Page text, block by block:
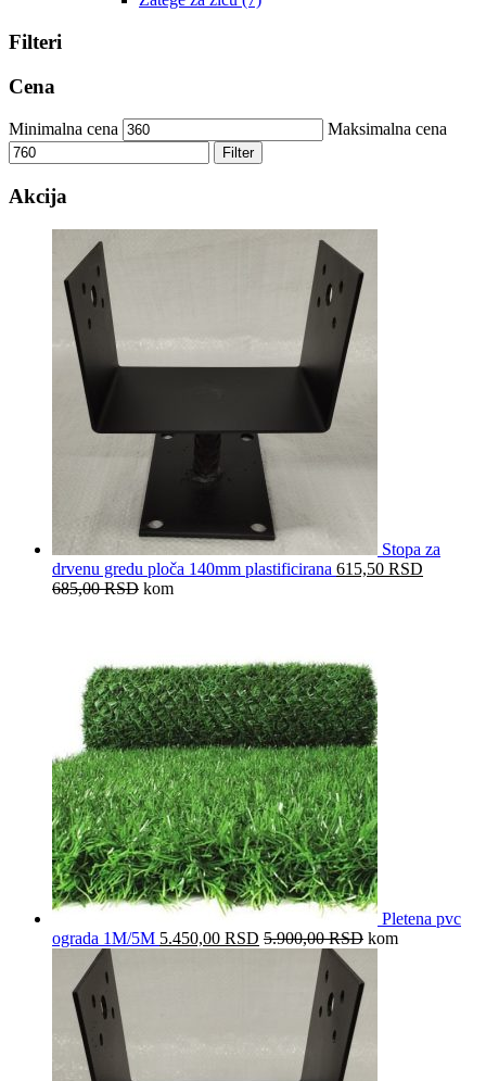
Filteri
Cena
Minimalna cena Maksimalna cena
Filter
Akcija
Stopa za
drvenu gredu ploča 140mm plastificirana 615,50 RSD
685,00RSD kom
Pletena pvc
ograda 1M/5M 5.450,00 RSD 5.900,00RSD kom